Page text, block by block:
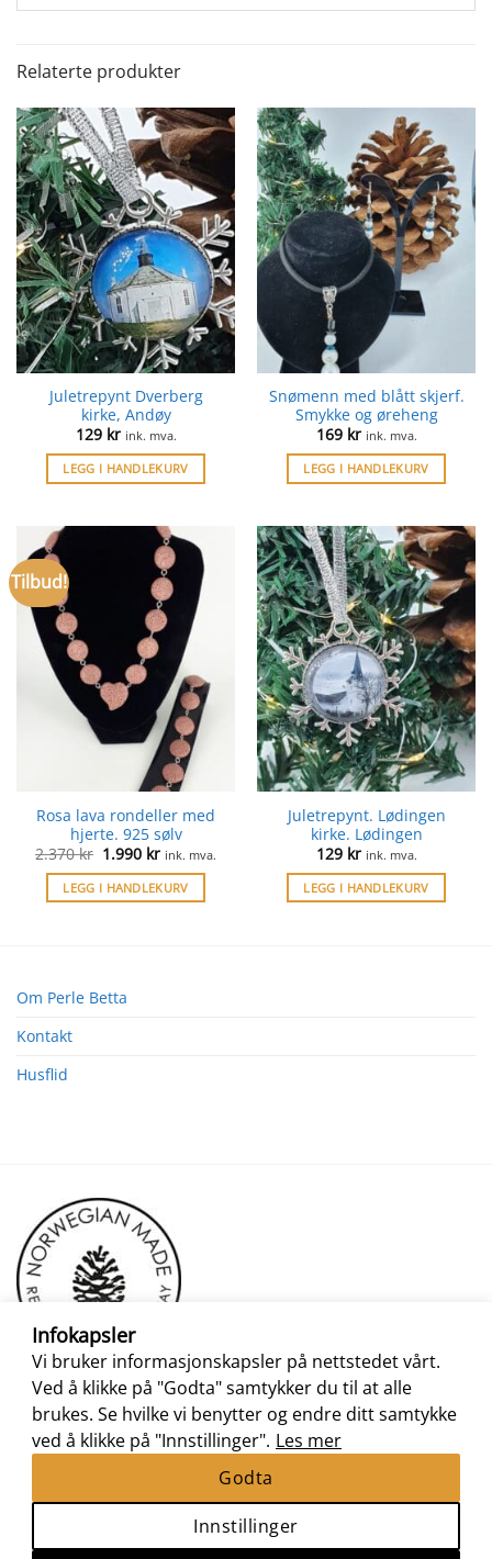
Infokapsler
Vi bruker informasjonskapsler på nettstedet vårt.
Ved å klikke på "Godta" samtykker du til at alle
brukes. Se hvilke vi benytter og endre ditt samtykke
ved å klikke på "Innstillinger". Les mer
Innstillinger
Godta
Relaterte produkter
Juletrepynt Dverberg
kirke, Andøy
129 kr ink. mva.
LEGG I HANDLEKURV
Snømenn med blått skjerf.
Smykke og øreheng
169 kr ink. mva.
LEGG I HANDLEKURV
Tilbud!
Rosa lava rondeller med
hjerte. 925 sølv
2.370kr Opprinnelig
pris
var:
2.370 kr.
1.990 krNåværende
pris
er:
1.990 kr.
ink. mva.
LEGG I HANDLEKURV
Juletrepynt. Lødingen
kirke. Lødingen
129 kr ink. mva.
LEGG I HANDLEKURV
Om Perle Betta
Kontakt
Husflid
Nettbutikk levert avNettrakett.no